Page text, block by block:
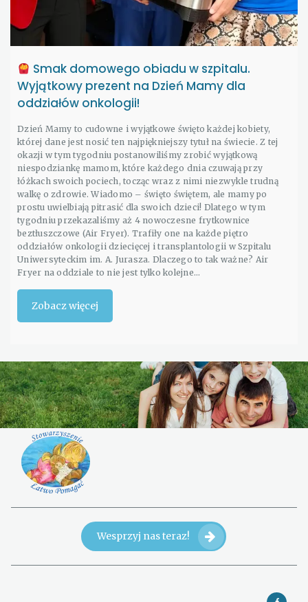
Smak domowego obiadu w szpitalu.
Wyjątkowy prezent na Dzień Mamy dla
oddziałów onkologii!
Dzień Mamy to cudowne i wyjątkowe święto każdej kobiety,
której dane jest nosić ten najpiękniejszy tytuł na świecie. Z tej
okazji w tym tygodniu postanowiliśmy zrobić wyjątkową
niespodziankę mamom, które każdego dnia czuwają przy
łóżkach swoich pociech, tocząc wraz z nimi niezwykle trudną
walkę o zdrowie. Wiadomo – święto świętem, ale mamy po
prostu uwielbiają pitrasić dla swoich dzieci! Dlatego w tym
tygodniu przekazaliśmy aż 4 nowoczesne frytkownice
beztłuszczowe (Air Fryer). Trafiły one na każde piętro
oddziałów onkologii dziecięcej i transplantologii w Szpitalu
Uniwersyteckim im. A. Jurasza. Dlaczego to tak ważne? Air
Fryer na oddziale to nie jest tylko kolejne…
Zobacz więcej
Wesprzyj nas teraz!